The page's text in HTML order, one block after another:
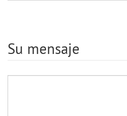
Su mensaje